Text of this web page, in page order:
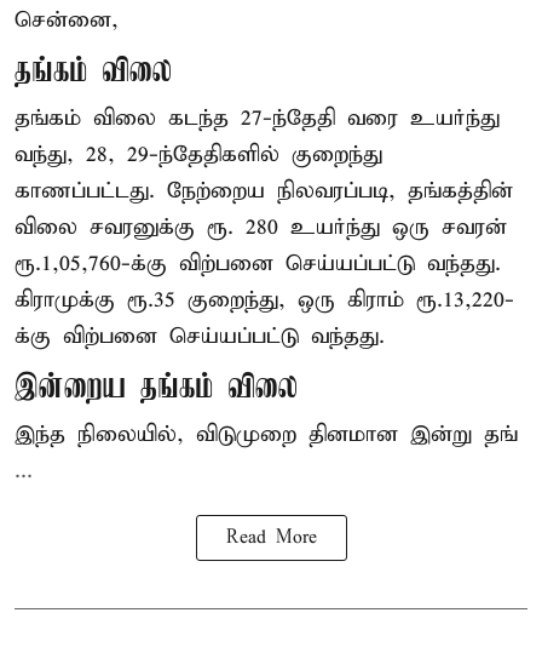
சென்னை,
தங்கம் விலை
தங்கம் விலை கடந்த 27-ந்தேதி வரை உயர்ந்து
வந்து, 28, 29-ந்தேதிகளில் குறைந்து
காணப்பட்டது. நேற்றைய நிலவரப்படி, தங்கத்தின்
விலை சவரனுக்கு ரூ. 280 உயர்ந்து ஒரு சவரன்
ரூ.1,05,760-க்கு விற்பனை செய்யப்பட்டு வந்தது.
கிராமுக்கு ரூ.35 குறைந்து, ஒரு கிராம் ரூ.13,220-
க்கு விற்பனை செய்யப்பட்டு வந்தது.
இன்றைய தங்கம் விலை
இந்த நிலையில், விடுமுறை தினமான இன்று தங்
...
Read More